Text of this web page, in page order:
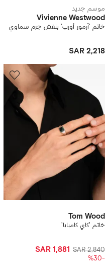
موسم جديد
Vivienne Westwood
خاتم 'آرمور أورب' بنقش جرم سماوي
SAR 2,218
Tom Wood
خاتم 'كاي كامبابا'
SAR 2,840
SAR 1,881
-%30